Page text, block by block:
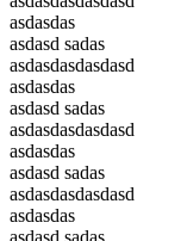
asdasdas
asdasd sadas
asdasdasdasdasd
asdasdas
asdasd sadas
asdasdasdasdasd
asdasdas
asdasd sadas
asdasdasdasdasd
asdasdas
asdasd sadas